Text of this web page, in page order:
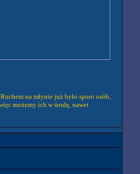
na młynie już było sporo osób,
możemy ich w środę, nawet